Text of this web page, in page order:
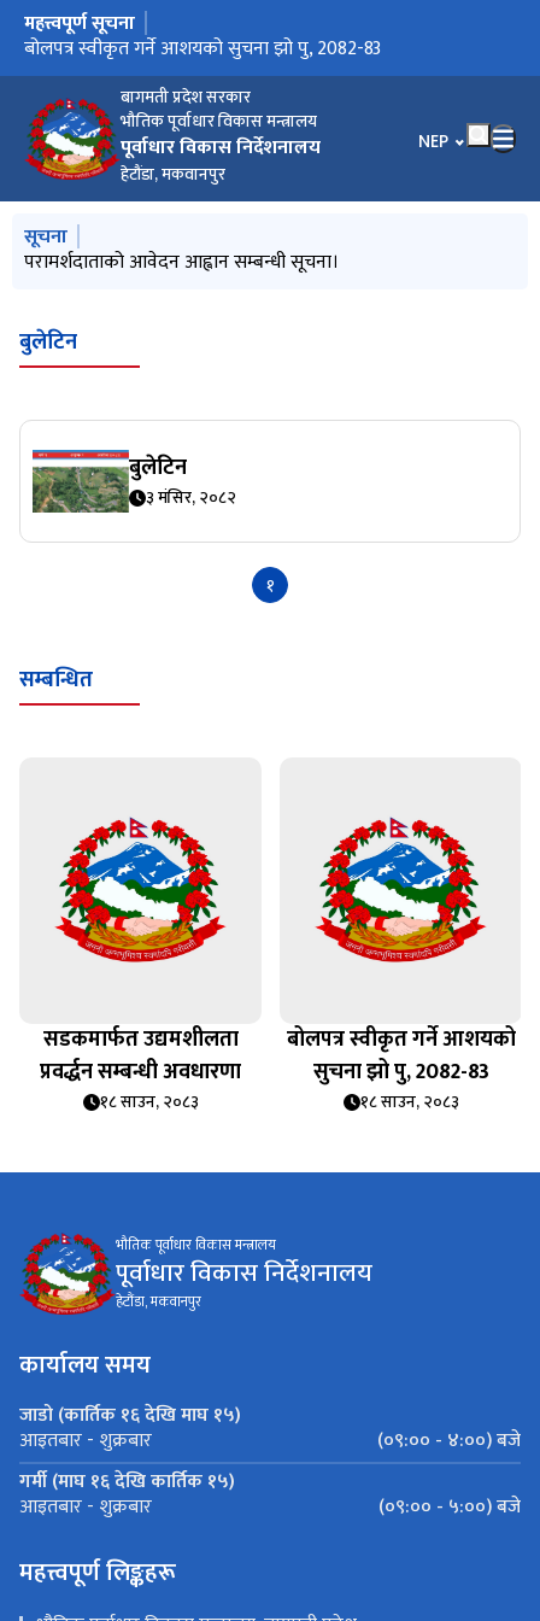
बागमती प्रदेश सरकार
भौतिक पूर्वाधार विकास मन्त्रालय
पूर्वाधार विकास निर्देशनालय
हेटौंडा, मकवानपुर
भाषा चयन गर्नुहोस्
NEP
मुख्य नेभिगेसनमा जानुहोस्
महत्त्वपूर्ण सूचना
बोलपत्र स्वीकृत गर्ने आशयको सुचना (D&B Bridge)
बोलपत्र स्वीकृत गर्ने आशयको सुचना झो पु, 2082-83
परामर्शदाताको आवेदन आह्वान सम्बन्धी सूचना।
मुख्य नेभिगेसनमा जानुहोस्
सूचना
परामर्शदाताको आवेदन आह्वान सम्बन्धी सूचना।
बुलेटिन
बुलेटिन
३ मंसिर, २०८२
१
सम्बन्धित
सडकमार्फत उद्यमशीलता
प्रवर्द्धन सम्बन्धी अवधारणा
१८ साउन, २०८३
बोलपत्र स्वीकृत गर्ने आशयको
सुचना झो पु, 2082-83
१८ साउन, २०८३
भौतिक पूर्वाधार विकास मन्त्रालय
पूर्वाधार विकास निर्देशनालय
हेटौंडा, मकवानपुर
कार्यालय समय
जाडो (कार्तिक १६ देखि माघ १५)
आइतबार - शुक्रबार
(०९:०० - ४:००) बजे
गर्मी (माघ १६ देखि कार्तिक १५)
आइतबार - शुक्रबार (०९:०० - ५:००) बजे
महत्त्वपूर्ण लिङ्कहरू